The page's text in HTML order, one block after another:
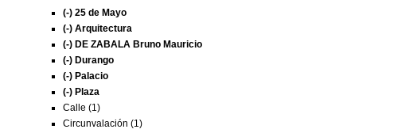
(-) 25 de Mayo
(-) Arquitectura
(-) DE ZABALA Bruno Mauricio
(-) Durango
(-) Palacio
(-) Plaza
Calle (1)
Circunvalación (1)